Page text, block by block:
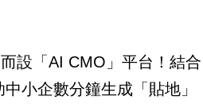
設「AI CMO」平台！結合
小企數分鐘生成「貼地」